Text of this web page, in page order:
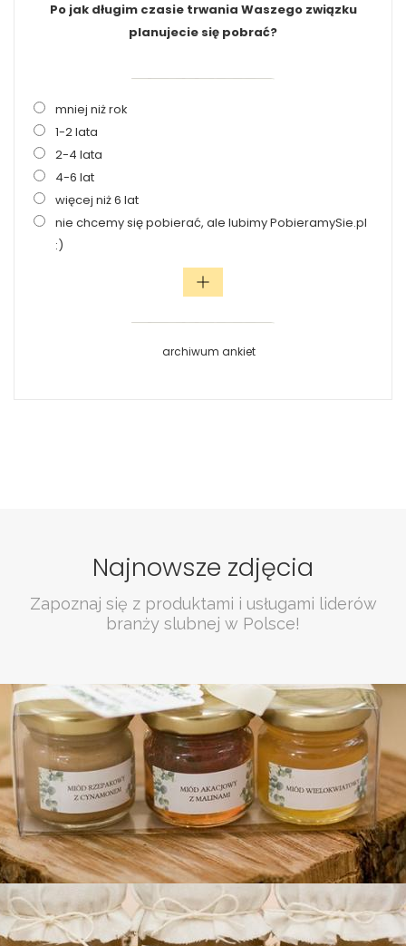
Po jak długim czasie trwania Waszego związku
planujecie się pobrać?
mniej niż rok
1-2 lata
2-4 lata
4-6 lat
więcej niż 6 lat
nie chcemy się pobierać, ale lubimy PobieramySie.pl
:)
archiwum ankiet
Najnowsze zdjęcia
Zapoznaj się z produktami i usługami liderów
branży slubnej w Polsce!